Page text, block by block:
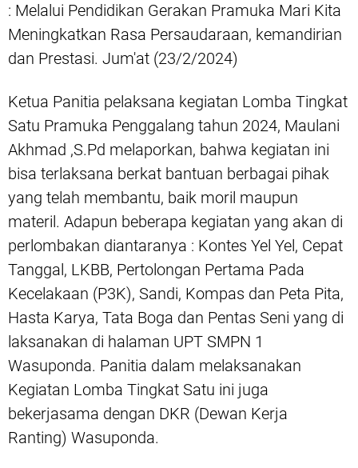
: Melalui Pendidikan Gerakan Pramuka Mari Kita
Meningkatkan Rasa Persaudaraan, kemandirian
dan Prestasi. Jum'at (23/2/2024)
Ketua Panitia pelaksana kegiatan Lomba Tingkat
Satu Pramuka Penggalang tahun 2024, Maulani
Akhmad ,S.Pd melaporkan, bahwa kegiatan ini
bisa terlaksana berkat bantuan berbagai pihak
yang telah membantu, baik moril maupun
materil. Adapun beberapa kegiatan yang akan di
perlombakan diantaranya : Kontes Yel Yel, Cepat
Tanggal, LKBB, Pertolongan Pertama Pada
Kecelakaan (P3K), Sandi, Kompas dan Peta Pita,
Hasta Karya, Tata Boga dan Pentas Seni yang di
laksanakan di halaman UPT SMPN 1
Wasuponda. Panitia dalam melaksanakan
Kegiatan Lomba Tingkat Satu ini juga
bekerjasama dengan DKR (Dewan Kerja
Ranting) Wasuponda.